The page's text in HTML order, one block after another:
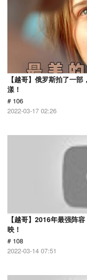
【越哥】俄罗斯拍了一
漾！
# 106
2022-03-17 02:26
【越哥】2016年最强阵
映！
# 108
2022-03-14 07:51